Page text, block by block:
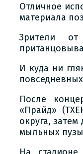
Отличное
материала
Зрители
И куда ни
После
«Прайд»
округа,
мыльных